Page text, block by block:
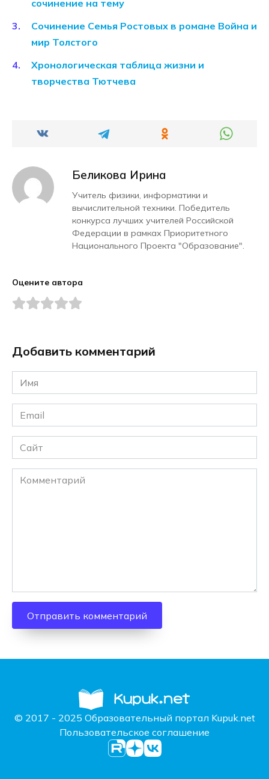
сочинение на тему
Сочинение Семья Ростовых в романе Война и
мир Толстого
Хронологическая таблица жизни и
творчества Тютчева
Беликова Ирина
Учитель физики, информатики и
вычислительной техники. Победитель
конкурса лучших учителей Российской
Федерации в рамках Приоритетного
Национального Проекта "Образование".
Оцените автора
Добавить комментарий
Имя
*
Email
*
Сайт
Комментарий
© 2017 - 2025 Образовательный портал Kupuk.net
Пользовательское соглашение